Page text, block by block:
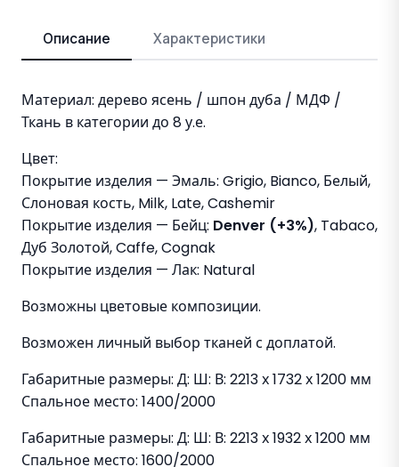
Описание Характеристики
Материал: дерево ясень / шпон дуба / МДФ /
Ткань в категории до 8 у.е.
Цвет:
Покрытие изделия — Эмаль: Grigio, Bianco, Белый,
Слоновая кость, Milk, Late, Cashemir
Покрытие изделия — Бейц: Denver (+3%), Tabaco,
Дуб Золотой, Caffe, Cognak
Покрытие изделия — Лак: Natural
Возможны цветовые композиции.
Возможен личный выбор тканей с доплатой.
Габаритные размеры: Д: Ш: В: 2213 х 1732 х 1200 мм
Спальное место: 1400/2000
Габаритные размеры: Д: Ш: В: 2213 х 1932 х 1200 мм
Спальное место: 1600/2000